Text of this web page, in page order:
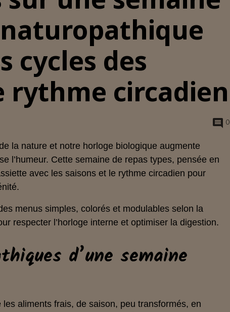
cycles des
rythme circadien
0
la nature et notre horloge biologique augmente
l’humeur. Cette semaine de repas types, pensée en
avec les saisons et le rythme circadien pour
menus simples, colorés et modulables selon la
respecter l’horloge interne et optimiser la digestion.
d’une semaine
aliments frais, de saison, peu transformés, en